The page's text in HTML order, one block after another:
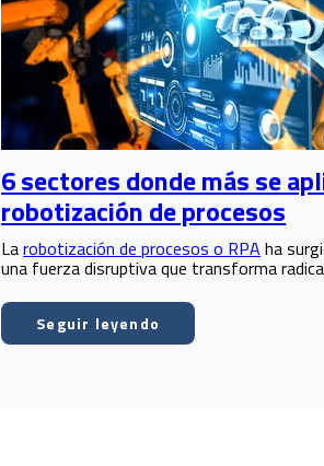
6 sectores donde más se
robotización de procesos
Larobotización de procesos o RPA ha
una fuerza disruptiva que transforma
Seguir leyendo